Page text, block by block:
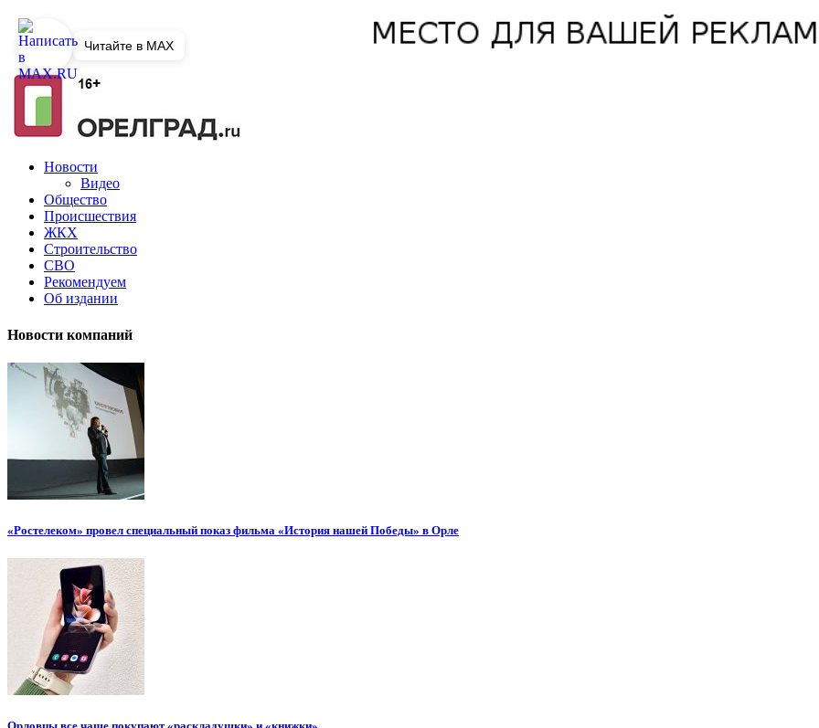
Новости
Видео
Общество
Происшествия
ЖКХ
Строительство
СВО
Рекомендуем
Об издании
Новости компаний
«Ростелеком» провел специальный показ фильма «История нашей Победы» в Орле
Читайте в MAX